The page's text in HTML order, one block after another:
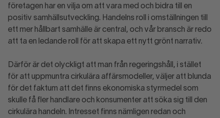
företagen har en vilja om att vara med och bidra till en
positiv samhällsutveckling. Handelns roll i omställningen till
ett mer hållbart samhälle är central, och vår bransch är redo
att ta en ledande roll för att skapa ett nytt grönt narrativ.
Därför är det olyckligt att man från regeringshåll, i stället
för att uppmuntra cirkulära affärsmodeller, väljer att blunda
för det faktum att det finns ekonomiska styrmedel som
skulle få fler handlare och konsumenter att söka sig till den
cirkulära handeln. Intresset finns nämligen redan och